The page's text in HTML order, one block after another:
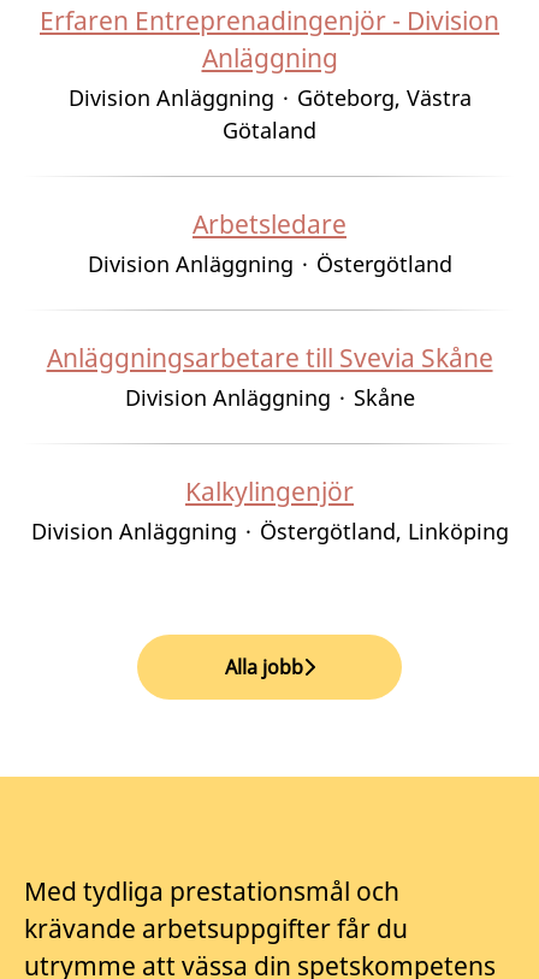
Erfaren Entreprenadingenjör - Division
Anläggning
Division Anläggning · Göteborg, Västra
Götaland
Arbetsledare
Division Anläggning · Östergötland
Anläggningsarbetare till Svevia Skåne
Division Anläggning · Skåne
Kalkylingenjör
Division Anläggning · Östergötland, Linköping
Alla jobb
Med tydliga prestationsmål och
krävande arbetsuppgifter får du
utrymme att vässa din spetskompetens